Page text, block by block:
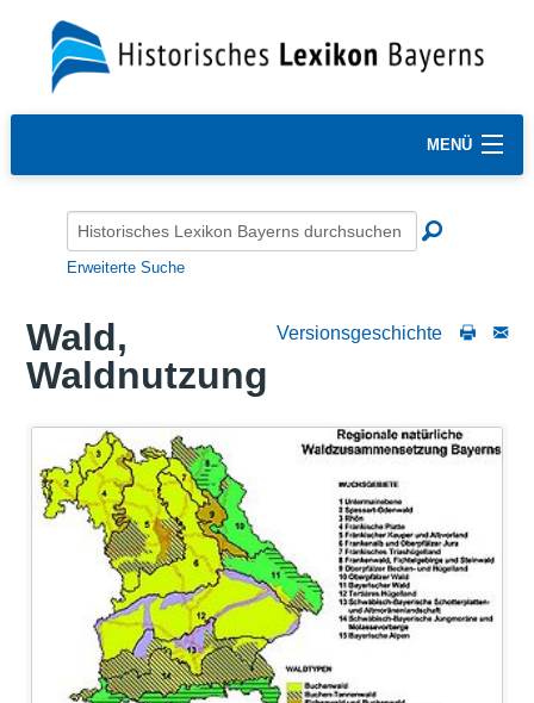
MENÜ
Erweiterte Suche
Versionsgeschichte
Wald,
Waldnutzung